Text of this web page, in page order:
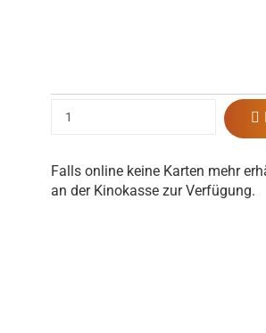
Falls online keine Karten mehr
an der Kinokasse zur Verfügung.